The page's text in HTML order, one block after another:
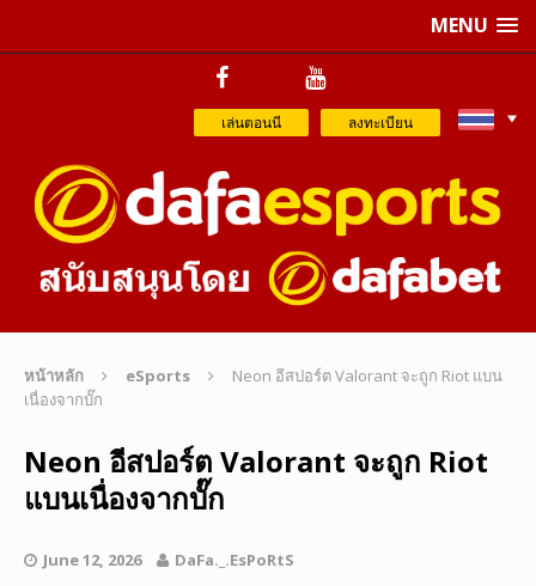
MENU
เล่นตอนนี ลงทะเบียน
หน้าหลัก eSports
Neon อีสปอร์ต Valorant จะถูก Riot แบน
เนื่องจากบั๊ก
Neon อีสปอร์ต Valorant จะถูก Riot
แบนเนื่องจากบั๊ก
June 12, 2026 DaFa._.EsPoRtS